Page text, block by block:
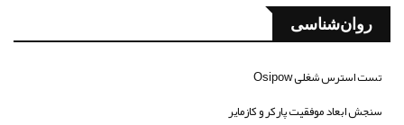
روان‌شناسی
تست استرس شغلی Osipow
سنجش ابعاد موفقیت پارکر و کازمایر